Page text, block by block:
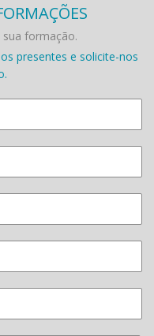
formação.
presentes e solicite-nos